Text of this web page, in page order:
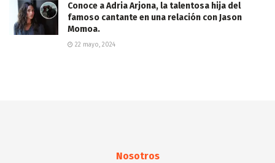
Conoce a Adria Arjona, la talentosa hija del
famoso cantante en una relación con Jason
Momoa.
22 mayo, 2024
Nosotros